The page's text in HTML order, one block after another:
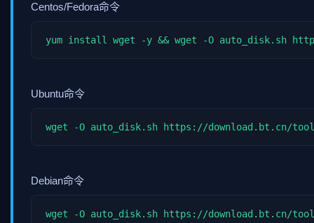
Centos/Fedora命令
yum install wget -y && wget -O auto_disk.sh
Ubuntu命令
wget -O auto_disk.sh https://download.bt.cn/
Debian命令
wget -O auto_disk.sh https://download.bt.cn/